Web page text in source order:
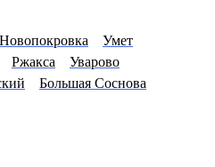
Новопокровка
Умет
Ржакса
Уварово
Большая Соснова